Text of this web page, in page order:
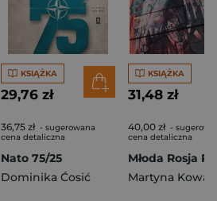
Maciej Kassner
KSIĄŻKA
29,76 zł
36,75 zł - sugerowana
cena detaliczna
Nato 75/25
Dominika Ćosić
KSIĄŻKA
31,48 zł
40,00 zł -
cena detaliczna
Martyna